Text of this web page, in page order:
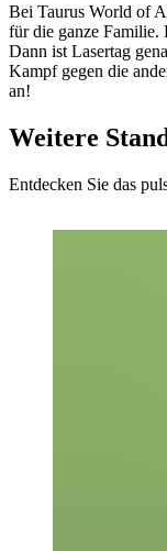
Bei Taurus World of
für die ganze Familie.
Dann ist Lasertag
Kampf gegen die
an!
Weitere
Entdecken Sie das